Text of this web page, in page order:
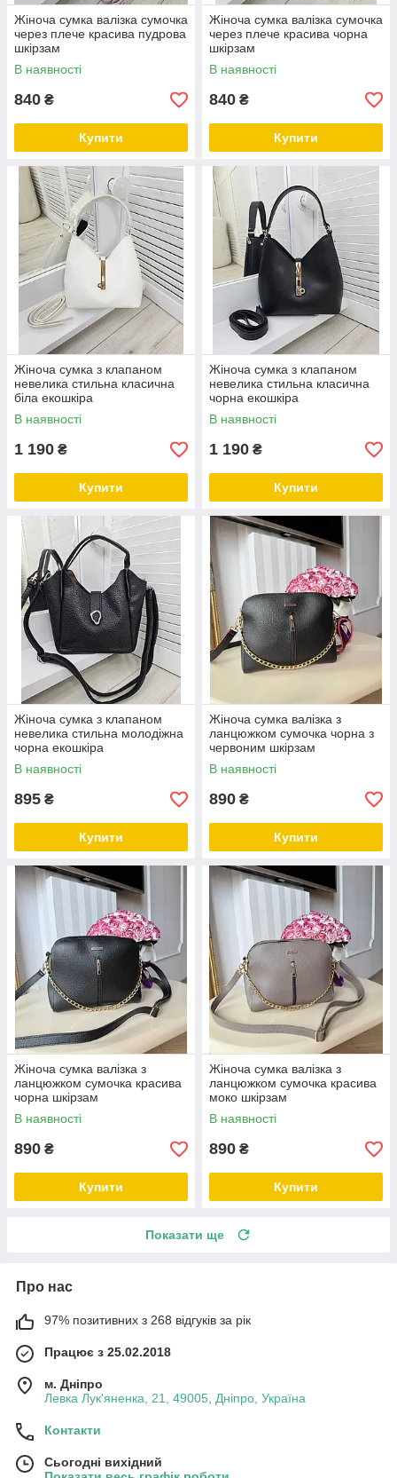
Жіноча сумка валізка сумочка
через плече красива пудрова
шкірзам
В наявності
840 ₴
Купити
Жіноча сумка валізка сумочка
через плече красива чорна
шкірзам
В наявності
840 ₴
Купити
Жіноча сумка з клапаном
невелика стильна класична
біла екошкіра
В наявності
1 190 ₴
Купити
Жіноча сумка з клапаном
невелика стильна класична
чорна екошкіра
В наявності
1 190 ₴
Купити
Жіноча сумка з клапаном
невелика стильна молодіжна
чорна екошкіра
В наявності
895 ₴
Купити
Жіноча сумка валізка з
ланцюжком сумочка чорна з
червоним шкірзам
В наявності
890 ₴
Купити
Жіноча сумка валізка з
ланцюжком сумочка красива
чорна шкірзам
В наявності
890 ₴
Купити
Жіноча сумка валізка з
ланцюжком сумочка красива
моко шкірзам
В наявності
890 ₴
Купити
Показати ще
Про нас
97% позитивних з 268 відгуків за рік
Працює з 25.02.2018
м. Дніпро
Левка Лук'яненка, 21, 49005, Дніпро, Україна
Контакти
Сьогодні вихідний